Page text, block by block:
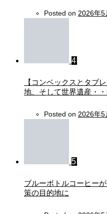
Posted on 2026年5
4
【コンベックスとタブ
地、そして世界遺産・
Posted on 2026年5
5
ブルーボトルコーヒー
策の目的地に